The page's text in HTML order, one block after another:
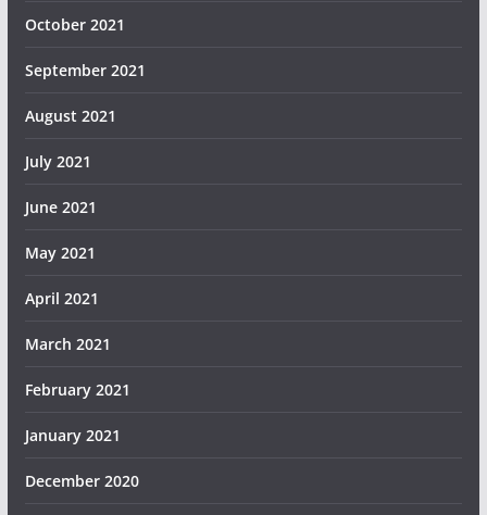
October 2021
September 2021
August 2021
July 2021
June 2021
May 2021
April 2021
March 2021
February 2021
January 2021
December 2020